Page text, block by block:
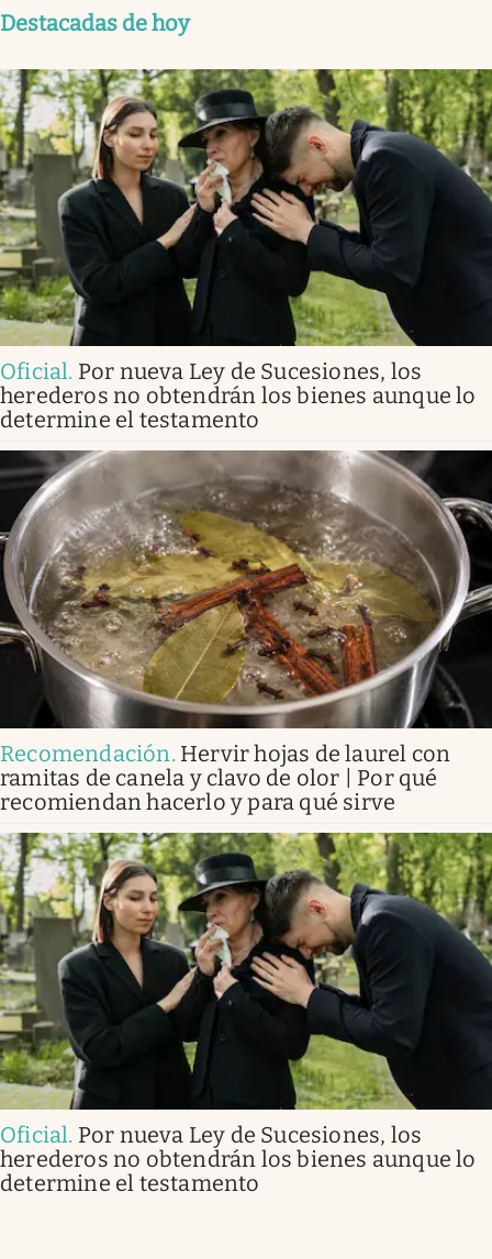
Destacadas de hoy
Oficial. Por nueva Ley de Sucesiones, los
herederos no obtendrán los bienes aunque lo
determine el testamento
Recomendación. Hervir hojas de laurel con
ramitas de canela y clavo de olor | Por qué
recomiendan hacerlo y para qué sirve
Oficial. Por nueva Ley de Sucesiones, los
herederos no obtendrán los bienes aunque lo
determine el testamento